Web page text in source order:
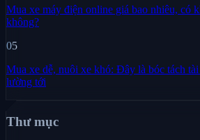
Mua xe máy điện online giá bao nhiêu, có
không?
05
Mua xe dễ, nuôi xe khó: Đây là bóc tách
lường tới
Thư mục